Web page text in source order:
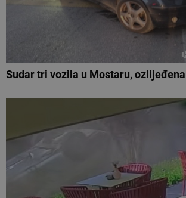
Sudar tri vozila u Mostaru,